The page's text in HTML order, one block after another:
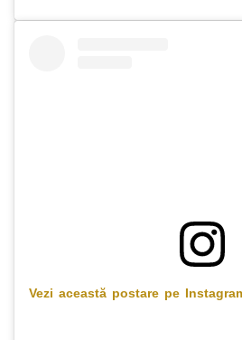
Vezi această postare pe